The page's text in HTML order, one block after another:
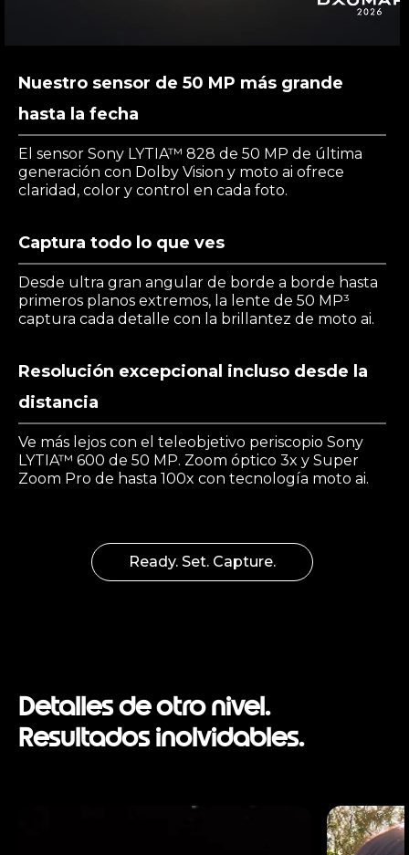
Nuestro sensor de 50 MP más grande
hasta la fecha
El sensor Sony LYTIA™ 828 de 50 MP de última
generación con Dolby Vision y moto ai ofrece
claridad, color y control en cada foto.
Captura todo lo que ves
Desde ultra gran angular de borde a borde hasta
primeros planos extremos, la lente de 50 MP³
captura cada detalle con la brillantez de moto ai.
Resolución excepcional incluso desde la
distancia
Ve más lejos con el teleobjetivo periscopio Sony
LYTIA™ 600 de 50 MP. Zoom óptico 3x y Super
Zoom Pro de hasta 100x con tecnología moto ai.
Ready. Set. Capture.
Detalles de otro nivel.
Resultados inolvidables.